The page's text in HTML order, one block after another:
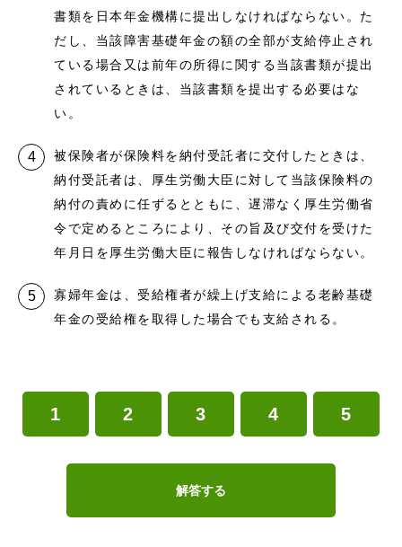
書類を日本年金機構に提出しなければならない。た
だし、当該障害基礎年金の額の全部が支給停止され
ている場合又は前年の所得に関する当該書類が提出
されているときは、当該書類を提出する必要はな
い。
被保険者が保険料を納付受託者に交付したときは、
納付受託者は、厚生労働大臣に対して当該保険料の
納付の責めに任ずるとともに、遅滞なく厚生労働省
令で定めるところにより、その旨及び交付を受けた
年月日を厚生労働大臣に報告しなければならない。
寡婦年金は、受給権者が繰上げ支給による老齢基礎
年金の受給権を取得した場合でも支給される。
1 2 3 4 5
解答する